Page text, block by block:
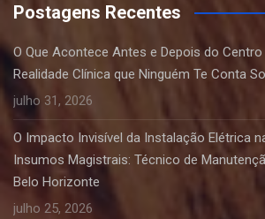
Postagens Recentes
O Que Acontece Antes e Depois do
Realidade Clínica que Ninguém Te Conta
julho 31, 2026
O Impacto Invisível da Instalação Elétrica
Insumos Magistrais: Técnico de
Belo Horizonte
julho 25, 2026